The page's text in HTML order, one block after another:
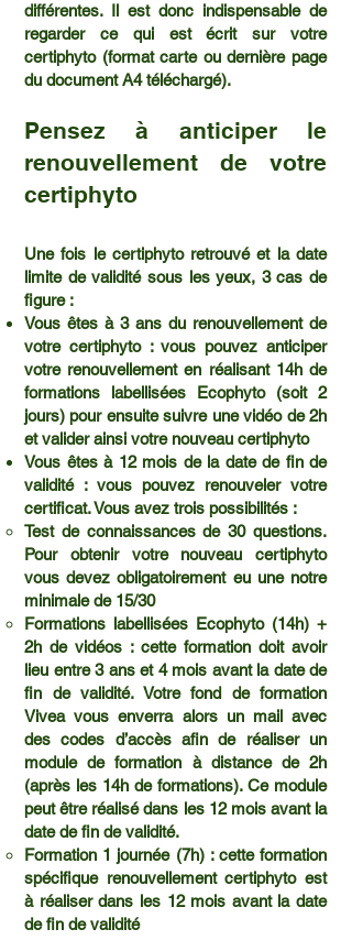
différentes. Il est donc indispensable de
regarder ce qui est écrit sur votre
certiphyto (format carte ou dernière page
du document A4 téléchargé).
Pensez à anticiper le
renouvellement de votre
certiphyto
Une fois le certiphyto retrouvé et la date
limite de validité sous les yeux, 3 cas de
figure :
Vous êtes à 3 ans du renouvellement de
votre certiphyto : vous pouvez anticiper
votre renouvellement en réalisant 14h de
formations labellisées Ecophyto (soit 2
jours) pour ensuite suivre une vidéo de 2h
et valider ainsi votre nouveau certiphyto
Vous êtes à 12 mois de la date de fin de
validité : vous pouvez renouveler votre
certificat. Vous avez trois possibilités :
Test de connaissances de 30 questions.
Pour obtenir votre nouveau certiphyto
vous devez obligatoirement eu une notre
minimale de 15/30
Formations labellisées Ecophyto (14h) +
2h de vidéos : cette formation doit avoir
lieu entre 3 ans et 4 mois avant la date de
fin de validité. Votre fond de formation
Vivea vous enverra alors un mail avec
des codes d’accès afin de réaliser un
module de formation à distance de 2h
(après les 14h de formations). Ce module
peut être réalisé dans les 12 mois avant la
date de fin de validité.
Formation 1 journée (7h) : cette formation
spécifique renouvellement certiphyto est
à réaliser dans les 12 mois avant la date
de fin de validité